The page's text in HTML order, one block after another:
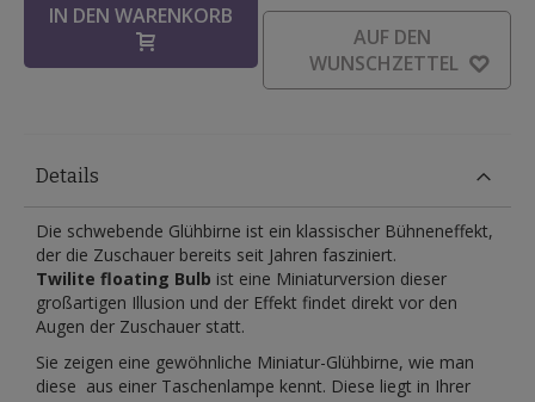
IN DEN WARENKORB
AUF DEN
WUNSCHZETTEL
Details
Die schwebende Glühbirne ist ein klassischer Bühneneffekt,
der die Zuschauer bereits seit Jahren fasziniert.
Twilite floating Bulb ist eine Miniaturversion dieser
großartigen Illusion und der Effekt findet direkt vor den
Augen der Zuschauer statt.
Sie zeigen eine gewöhnliche Miniatur-Glühbirne, wie man
diese aus einer Taschenlampe kennt. Diese liegt in Ihrer